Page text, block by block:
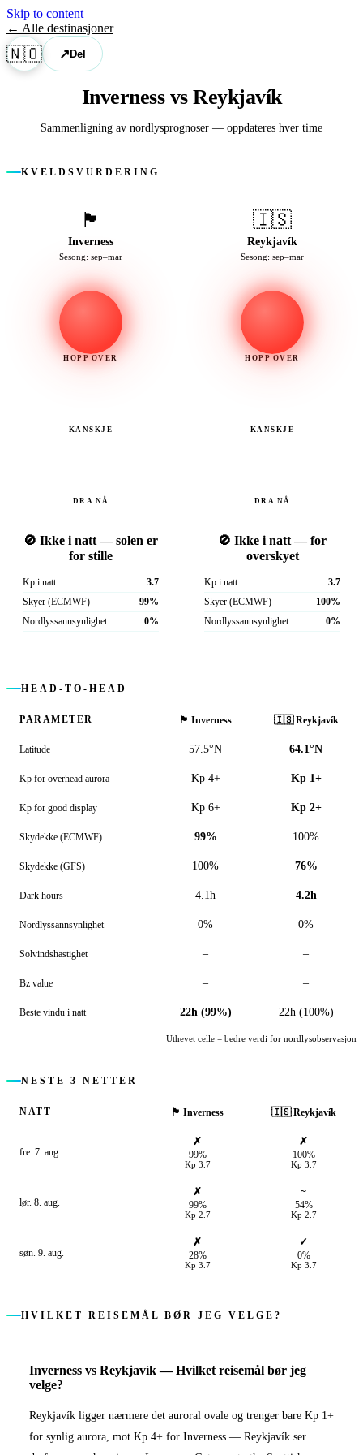
Skip to content
← Alle destinasjoner
🇳🇴 ↗Del
Inverness vs Reykjavík
Sammenligning av nordlysprognoser — oppdateres hver time
KVELDSVURDERING
🏴󠁧󠁢󠁳󠁣󠁴󠁿
Inverness
Sesong: sep–mar
HOPP OVER
KANSKJE
DRA NÅ
🚫 Ikke i natt — solen er
for stille
Kp i natt
3.7
Skyer (ECMWF)
99%
Nordlyssannsynlighet
0%
🇮🇸
Reykjavík
Sesong: sep–mar
HOPP OVER
KANSKJE
DRA NÅ
🚫 Ikke i natt — for
overskyet
Kp i natt
3.7
Skyer (ECMWF)
100%
Nordlyssannsynlighet
0%
HEAD-TO-HEAD
PARAMETER 🏴󠁧󠁢󠁳󠁣󠁴󠁿 Inverness 🇮🇸 Reykjavík
Latitude 57.5°N 64.1°N
Kp for overhead aurora Kp 4+ Kp 1+
Kp for good display Kp 6+ Kp 2+
Skydekke (ECMWF) 99% 100%
Skydekke (GFS) 100% 76%
Dark hours 4.1h 4.2h
Nordlyssannsynlighet 0% 0%
Solvindshastighet – –
Bz value – –
Beste vindu i natt 22h (99%) 22h (100%)
Uthevet celle = bedre verdi for nordlysobservasjon
NESTE 3 NETTER
NATT 🏴󠁧󠁢󠁳󠁣󠁴󠁿 Inverness 🇮🇸 Reykjavík
fre. 7. aug.
✗
99%
Kp 3.7
✗
100%
Kp 3.7
lør. 8. aug.
✗
99%
Kp 2.7
~
54%
Kp 2.7
søn. 9. aug.
✗
28%
Kp 3.7
✓
0%
Kp 3.7
HVILKET REISEMÅL BØR JEG VELGE?
Inverness vs Reykjavík—Hvilket reisemål bør jeg
velge?
Reykjavík ligger nærmere det auroral ovale og trenger bare Kp 1+
for synlig aurora, mot Kp 4+ for Inverness — Reykjavík ser